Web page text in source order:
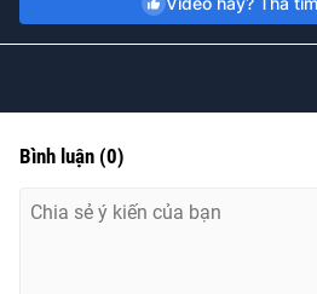
Công nghệ
Bình luận (0)